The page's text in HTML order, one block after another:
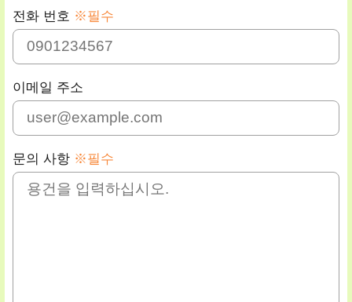
전화 번호 ※필수
이메일 주소
문의 사항 ※필수